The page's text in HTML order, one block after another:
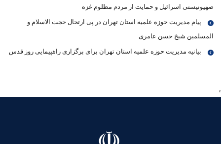
صهیونیستی اسرائیل و حمایت از مردم مظلوم غزه
پیام مدیریت حوزه علمیه استان تهران در پی ارتحال حجت الاسلام و
المسلمین شیخ حسن عامری
بیانیه مدیریت حوزه علمیه استان تهران برای برگزاری راهپیمایی روز قدس